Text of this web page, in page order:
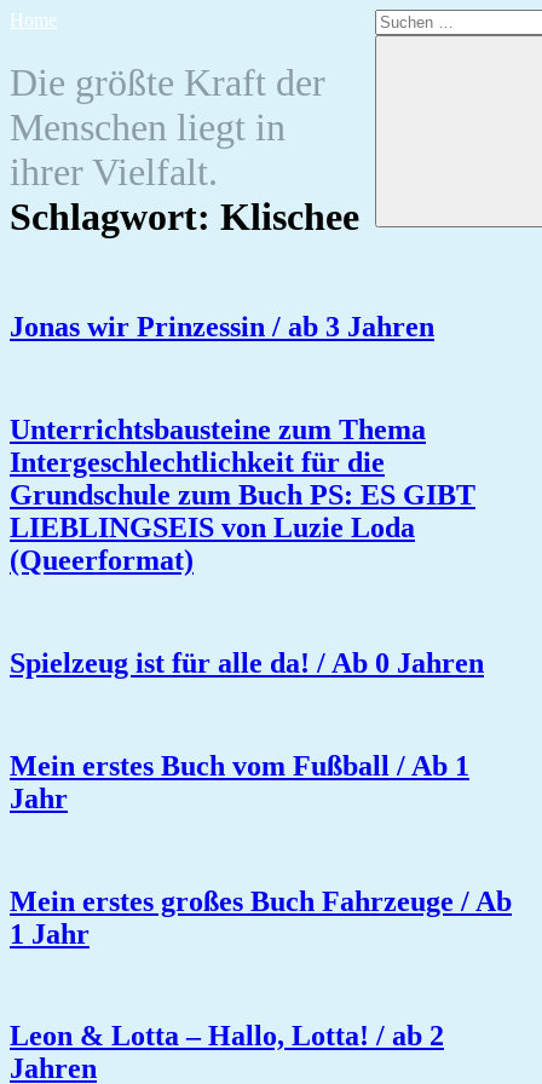
Zum
Home
Die größte Kraft der
Menschen liegt in
ihrer Vielfalt.
Suchen
nach:
Schlagwort: Klischee
Jonas wir Prinzessin / ab 3 Jahren
Unterrichtsbausteine zum Thema
Intergeschlechtlichkeit für die
Grundschule zum Buch PS: ES GIBT
LIEBLINGSEIS von Luzie Loda
(Queerformat)
Spielzeug ist für alle da! / Ab 0 Jahren
Mein erstes Buch vom Fußball / Ab 1
Jahr
Mein erstes großes Buch Fahrzeuge / Ab
1 Jahr
Leon & Lotta – Hallo, Lotta! / ab 2
Jahren